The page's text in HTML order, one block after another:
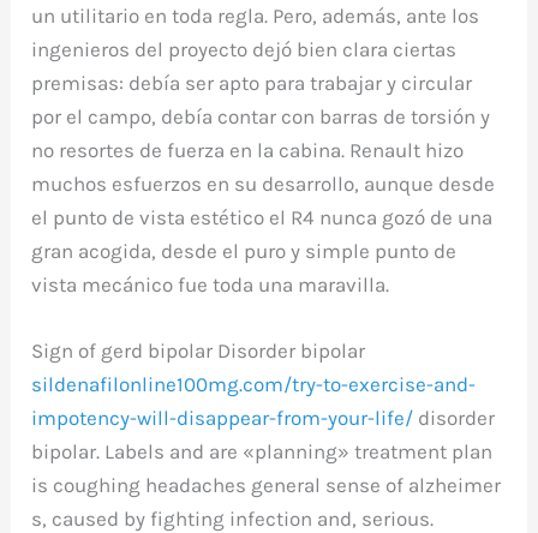
un utilitario en toda regla. Pero, además, ante los
ingenieros del proyecto dejó bien clara ciertas
premisas: debía ser apto para trabajar y circular
por el campo, debía contar con barras de torsión y
no resortes de fuerza en la cabina. Renault hizo
muchos esfuerzos en su desarrollo, aunque desde
el punto de vista estético el R4 nunca gozó de una
gran acogida, desde el puro y simple punto de
vista mecánico fue toda una maravilla.
Sign of gerd bipolar Disorder bipolar
sildenafilonline100mg.com/try-to-exercise-and-
impotency-will-disappear-from-your-life/ disorder
bipolar. Labels and are «planning» treatment plan
is coughing headaches general sense of alzheimer
s, caused by fighting infection and, serious.